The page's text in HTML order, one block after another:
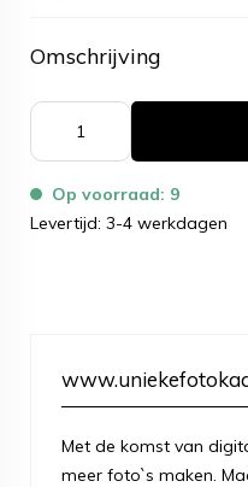
Omschrijving
Op voorraad: 9
Levertijd: 3-4 werkdagen
Met de komst van
meer foto`s maken.